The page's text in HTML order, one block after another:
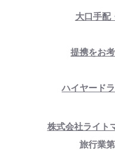
大口手配
提携をお
ハイヤード
株式会社ライト
旅行業